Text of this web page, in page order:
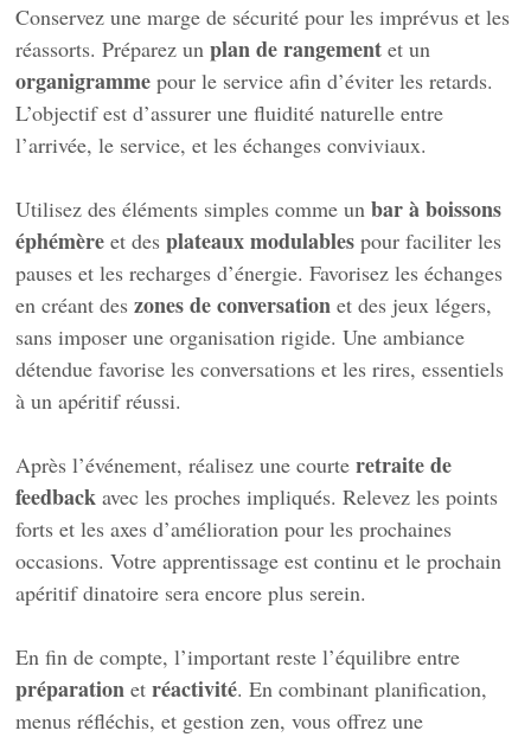
Conservez une marge de sécurité pour les imprévus et les
réassorts. Préparez unplan de rangement et un
organigramme pour le service afin d’éviter les retards.
L’objectif est d’assurer une fluidité naturelle entre
l’arrivée, le service, et les échanges conviviaux.
Utilisez des éléments simples comme unbar à boissons
éphémère et desplateaux modulables pour faciliter les
pauses et les recharges d’énergie. Favorisez les échanges
en créant deszones de conversation et des jeux légers,
sans imposer une organisation rigide. Une ambiance
détendue favorise les conversations et les rires, essentiels
à un apéritif réussi.
Après l’événement, réalisez une courteretraite de
feedback avec les proches impliqués. Relevez les points
forts et les axes d’amélioration pour les prochaines
occasions. Votre apprentissage est continu et le prochain
apéritif dinatoire sera encore plus serein.
En fin de compte, l’important reste l’équilibre entre
préparation etréactivité. En combinant planification,
menus réfléchis, et gestion zen, vous offrez une